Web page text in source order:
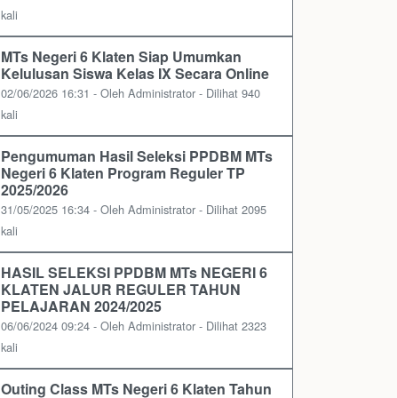
kali
MTs Negeri 6 Klaten Siap Umumkan
Kelulusan Siswa Kelas IX Secara Online
02/06/2026 16:31 - Oleh Administrator - Dilihat 940
kali
Pengumuman Hasil Seleksi PPDBM MTs
Negeri 6 Klaten Program Reguler TP
2025/2026
31/05/2025 16:34 - Oleh Administrator - Dilihat 2095
kali
HASIL SELEKSI PPDBM MTs NEGERI 6
KLATEN JALUR REGULER TAHUN
PELAJARAN 2024/2025
06/06/2024 09:24 - Oleh Administrator - Dilihat 2323
kali
Outing Class MTs Negeri 6 Klaten Tahun